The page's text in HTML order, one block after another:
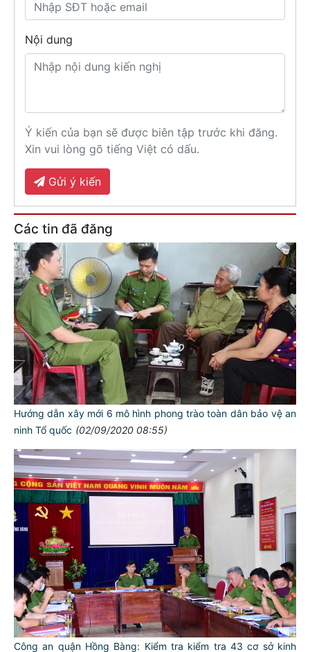
Nội dung
Ý kiến của bạn sẽ được biên tập trước khi đăng.
Xin vui lòng gõ tiếng Việt có dấu.
Gửi ý kiến
Các tin đã đăng
Hướng dẫn xây mới 6 mô hình phong trào toàn dân bảo vệ an
ninh Tổ quốc (02/09/2020 08:55)
Công an quận Hồng Bàng: Kiểm tra kiểm tra 43 cơ sở kinh